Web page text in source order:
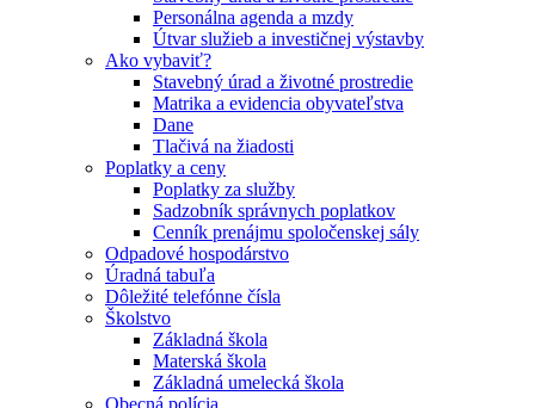
Personálna agenda a mzdy
Útvar služieb a investičnej výstavby
Ako vybaviť?
Stavebný úrad a životné prostredie
Matrika a evidencia obyvateľstva
Dane
Tlačivá na žiadosti
Poplatky a ceny
Poplatky za služby
Sadzobník správnych poplatkov
Cenník prenájmu spoločenskej sály
Odpadové hospodárstvo
Úradná tabuľa
Dôležité telefónne čísla
Školstvo
Základná škola
Materská škola
Základná umelecká škola
Obecná polícia